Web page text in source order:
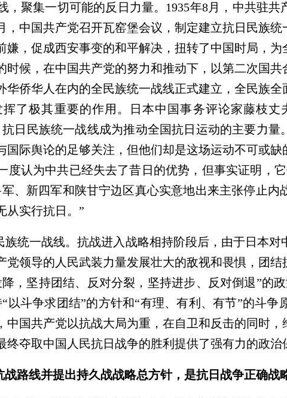
，聚集一切可能的反日力量。1935年8月，中共驻
，中国共产党召开瓦窑堡会议，制定建立抗日民族
嫌，促成西安事变的和平解决，扭转了中国时局，
时候，在中国共产党的努力和推动下，以第二次国
华侨华人在内的全民族统一战线正式建立，全民族
了极其重要的作用。日本中国事务评论家藤枝
日民族统一战线成为推动全国抗日运动的主要力
国际舆论的足够关注，但他们却是这场运动不可或
度认为中共已经失去了昔日的优势，但事实证明，
、新四军和陕甘宁边区真心实意地出来主张停止
从实行抗日。”
族统一战线。抗战进入战略相持阶段后，由于日本
党领导的人民武装力量发展壮大的敌视和畏惧，团
，坚持团结、反对分裂，坚持进步、反对倒退”的
以斗争求团结”的方针和“有理、有利、有节”的斗
中国共产党以抗战大局为重，在自卫和反击的同时
夺取中国人民抗日战争的胜利提供了强有力的政治
路线并提出持久战战略总方针，是抗日战争正确